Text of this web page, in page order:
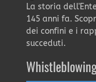
La storia
145 anni fa.
dei confini e i
succeduti.